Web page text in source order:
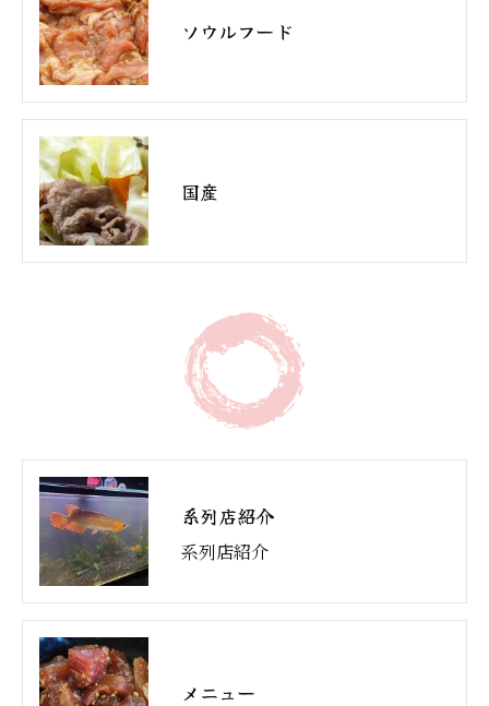
ソウルフード
国産
系列店紹介
系列店紹介
メニュー